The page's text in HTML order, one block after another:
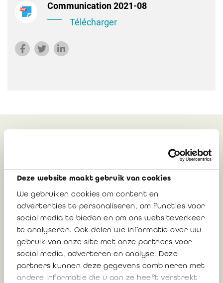
Deze website maakt gebruik van cookies
We gebruiken cookies om content en
advertenties te personaliseren, om functies voor
social media te bieden en om ons websiteverkeer
te analyseren. Ook delen we informatie over uw
gebruik van onze site met onze partners voor
social media, adverteren en analyse. Deze
partners kunnen deze gegevens combineren met
andere informatie die u aan ze heeft verstrekt
Communication 2021-08
Télécharger
Mise à jour des FAQ du SPF Santé
publique et publication d’une nouvelle
circulaire relative au traitement
comptable des révisions du Budget des
Moyens Financiers (BMF)